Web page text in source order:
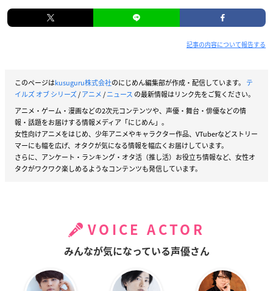
記事の内容について報告する
このページはkusuguru株式会社のにじめん編集部が作成・配信しています。 テ
イルズ オブ シリーズ/アニメ/ニュース の最新情報はリンク先をご覧ください。
アニメ・ゲーム・漫画などの2次元コンテンツや、声優・舞台・俳優などの情
報・話題をお届けする情報メディア「にじめん」。
女性向けアニメをはじめ、少年アニメやキャラクター作品、VTuberなどストリー
マーにも幅を広げ、オタクが気になる情報を幅広くお届けしています。
さらに、アンケート・ランキング・オタ活（推し活）お役立ち情報など、女性オ
タクがワクワク楽しめるようなコンテンツも発信しています。
VOICE ACTOR
みんなが気になっている声優さん